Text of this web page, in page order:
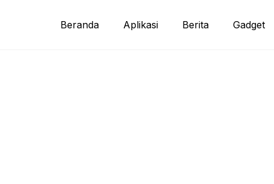
Beranda Aplikasi Berita Gadget